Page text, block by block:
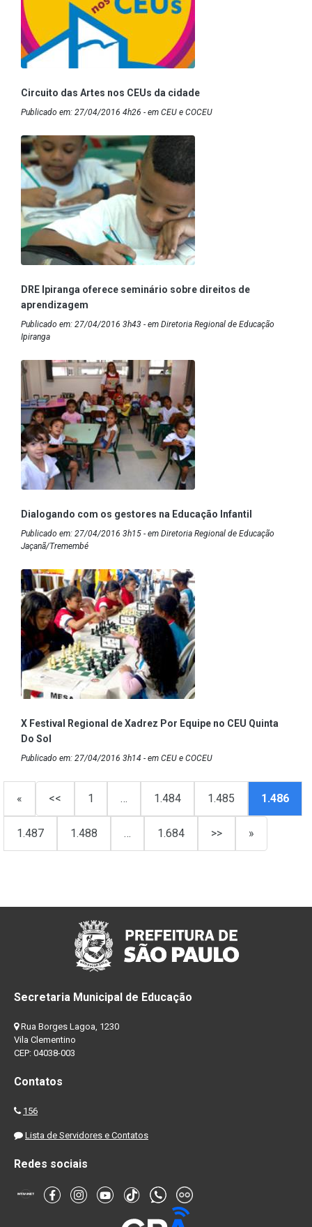
Circuito das Artes nos CEUs da cidade
Publicado em: 27/04/2016 4h26 - em CEU e COCEU
DRE Ipiranga oferece seminário sobre direitos de
aprendizagem
Publicado em: 27/04/2016 3h43 - em Diretoria Regional de Educação
Ipiranga
Dialogando com os gestores na Educação Infantil
Publicado em: 27/04/2016 3h15 - em Diretoria Regional de Educação
Jaçanã/Tremembé
X Festival Regional de Xadrez Por Equipe no CEU Quinta
Do Sol
Publicado em: 27/04/2016 3h14 - em CEU e COCEU
« << 1 … 1.484 1.485 1.486
1.487 1.488 … 1.684 >> »
Secretaria Municipal de Educação
Rua Borges Lagoa, 1230
Vila Clementino
CEP: 04038-003
Contatos
156
Lista de Servidores e Contatos
Redes sociais